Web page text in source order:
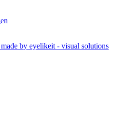
by eyelikeit - visual solutions